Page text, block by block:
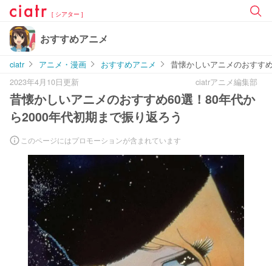
[ シアター ]
おすすめアニメ
ciatr アニメ・漫画 おすすめアニメ
昔懐かしいアニメのおすす
2023年4月10日更新
ciatrアニメ編集部
昔懐かしいアニメのおすすめ60選！80年代か
ら2000年代初期まで振り返ろう
このページにはプロモーションが含まれています